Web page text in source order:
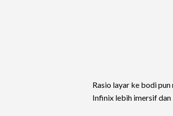
Rasio layar ke bodi
Infinix lebih imersif dan